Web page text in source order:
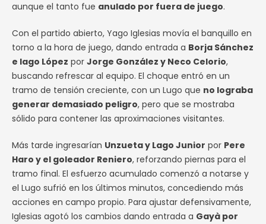
aunque el tanto fue anulado por fuera de juego.
Con el partido abierto, Yago Iglesias movía el banquillo en
torno a la hora de juego, dando entrada a Borja Sánchez
e Iago López por Jorge González y Neco Celorio,
buscando refrescar al equipo. El choque entró en un
tramo de tensión creciente, con un Lugo que no lograba
generar demasiado peligro, pero que se mostraba
sólido para contener las aproximaciones visitantes.
Más tarde ingresarían Unzueta y Lago Junior por Pere
Haro y el goleador Reniero, reforzando piernas para el
tramo final. El esfuerzo acumulado comenzó a notarse y
el Lugo sufrió en los últimos minutos, concediendo más
acciones en campo propio. Para ajustar defensivamente,
Iglesias agotó los cambios dando entrada a Gayà por